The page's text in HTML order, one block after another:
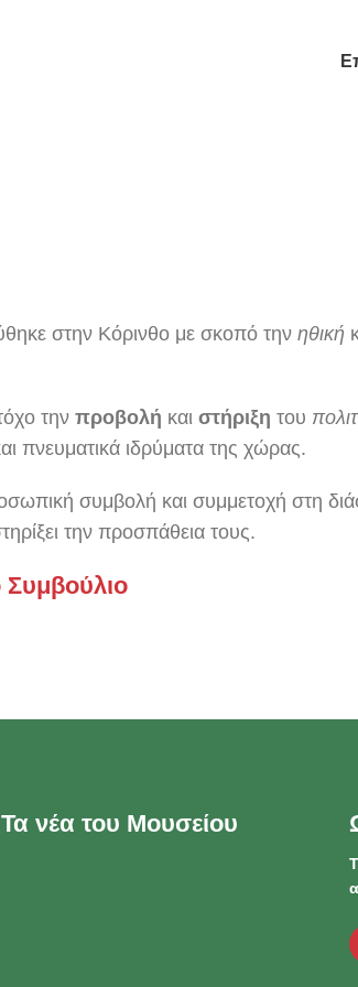
στην Κόρινθο με σκοπό την ηθική
την προβολή και στήριξη του
πνευματικά ιδρύματα της χώρας.
συμβολή και συμμετοχή στη
την προσπάθεια τους.
Συμβούλιο
Τα νέα του Μουσείου